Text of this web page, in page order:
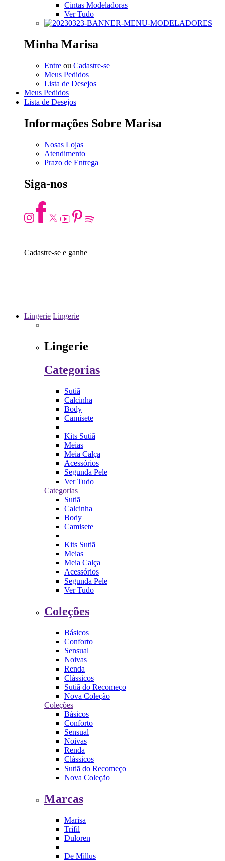
Cintas Modeladoras
Ver Tudo
Minha Marisa
Entre ou Cadastre-se
Meus Pedidos
Lista de Desejos
Meus Pedidos
Lista de Desejos
Informações Sobre Marisa
Nosas Lojas
Atendimento
Prazo de Entrega
Siga-nos
Cadastre-se e ganhe
Lingerie Lingerie
Lingerie
Categorias
Sutiã
Calcinha
Body
Camisete
Kits Sutiã
Meias
Meia Calça
Acessórios
Segunda Pele
Ver Tudo
Categorias
Sutiã
Calcinha
Body
Camisete
Kits Sutiã
Meias
Meia Calça
Acessórios
Segunda Pele
Ver Tudo
Coleções
Básicos
Conforto
Sensual
Noivas
Renda
Clássicos
Sutiã do Recomeço
Nova Coleção
Coleções
Básicos
Conforto
Sensual
Noivas
Renda
Clássicos
Sutiã do Recomeço
Nova Coleção
Marcas
Marisa
Trifil
Duloren
De Millus